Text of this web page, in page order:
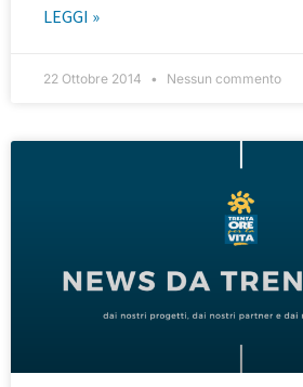
LEGGI »
22 Ottobre 2014 Nessun commento